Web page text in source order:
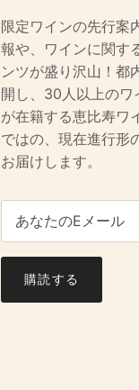
限定ワインの先行案
報や、ワインに関す
ンツが盛り沢山！都
開し、30人以上のワ
が在籍する恵比寿ワ
ではの、現在進行形
お届けします。
購読する